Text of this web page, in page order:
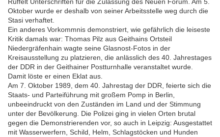
Oktober wurde er deshalb von seiner Arbeitsstelle weg durch die
Stasi verhaftet.
Ein anderes Vorkommnis demonstriert, wie gefährlich die leiseste
Kritik damals war: Thomas Pilz aus Geithains Ortsteil
Niedergräfenhain wagte seine Glasnost-Fotos in der
Kreisausstellung zu platzieren, die anlässlich des 40. Jahrestages
der DDR in der Geithainer Postturnhalle veranstaltet wurde.
Damit löste er einen Eklat aus.
Am 7. Oktober 1989, dem 40. Jahrestag der DDR, feierte sich die
Staats- und Parteiführung mit großem Pomp in Berlin,
unbeeindruckt von den Zuständen im Land und der Stimmung
unter der Bevölkerung. Die Polizei ging in vielen Orten brutal
gegen die Demonstrierenden vor, so auch in Leipzig: Ausgestattet
mit Wasserwerfern, Schild, Helm, Schlagstöcken und Hunden